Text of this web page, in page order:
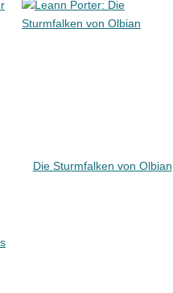
Die Sturmfalken von Olbian